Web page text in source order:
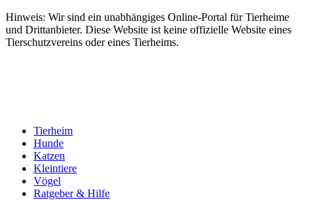
Hinweis: Wir sind ein unabhängiges Online-Portal für Tierheime
und Drittanbieter. Diese Website ist keine offizielle Website eines
Tierschutzvereins oder eines Tierheims.
Tierheim
Hunde
Katzen
Kleintiere
Vögel
Ratgeber & Hilfe